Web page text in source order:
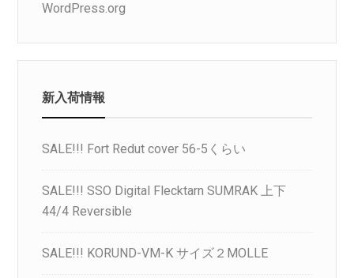
WordPress.org
新入荷情報
SALE!!! Fort Redut cover 56-5くらい
SALE!!! SSO Digital Flecktarn SUMRAK 上下
44/4 Reversible
SALE!!! KORUND-VM-K サイズ２MOLLE